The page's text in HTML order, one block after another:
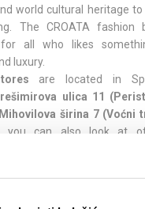
world cultural heritage
The CROATA fashion
all who likes
luxury.
are located in
ulica 11
Mihovilova širina 7 (Voćni
you can also look at